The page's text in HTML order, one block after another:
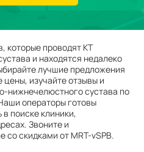
которые проводят КТ
и находятся недалеко
лучшие предложения
цены, изучайте отзывы и
нижнечелюстного сустава по
операторы готовы
поиске клиники,
Звоните и
со скидками от MRT-vSPB.